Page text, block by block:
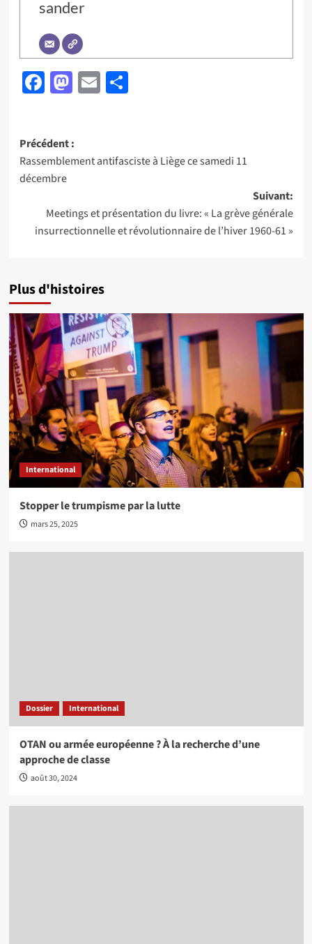
sander
Facebook
Mastodon
EmailPartager
Navigation
d’article
Précédent :
Rassemblement antifasciste à Liège ce samedi 11
décembre
Suivant:
Meetings et présentation du livre: « La grève générale
insurrectionnelle et révolutionnaire de l’hiver 1960-61 »
Plus d'histoires
International
Stopper le trumpisme par la lutte
mars 25, 2025
Dossier International
OTAN ou armée européenne ? À la recherche d’une
approche de classe
août 30, 2024